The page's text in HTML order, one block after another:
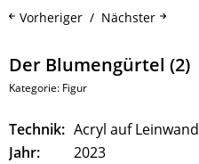
Nächster
Vorheriger
Der Blumengürtel (2)
Kategorie: Figur
Technik: Acryl auf Leinwand
Jahr:
2023